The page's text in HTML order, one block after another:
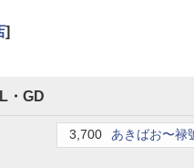
]
・GD
3,700 あきばお〜禄